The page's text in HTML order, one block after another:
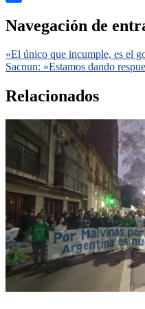
Navegación de
«El único que incumple, es el
Sacnun: «Estamos dando
Relacionados